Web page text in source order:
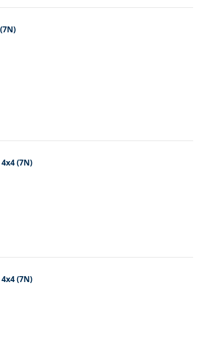
(7N)
(7N)